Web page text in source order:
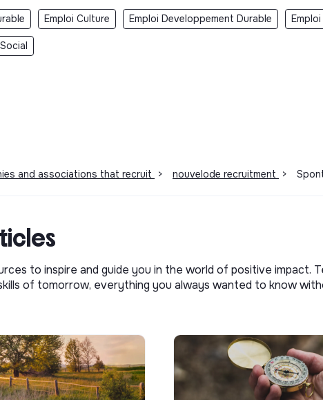
Emploi Culture Emploi Developpement Durable
and associations that recruit > nouvelode recruitment >
to inspire and guide you in the world of positive impact.
of tomorrow, everything you always wanted to know